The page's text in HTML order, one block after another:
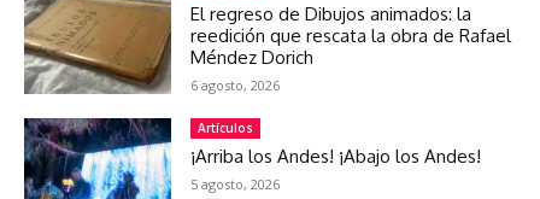
El regreso de Dibujos animados: la
reedición que rescata la obra de Rafael
Méndez Dorich
6 agosto, 2026
Artículos
¡Arriba los Andes! ¡Abajo los Andes!
5 agosto, 2026